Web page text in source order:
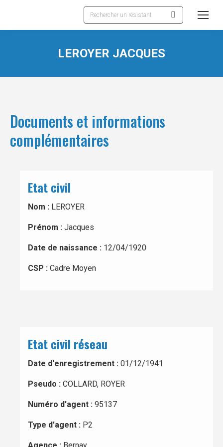
Recherche
:
LEROYER JACQUES
Documents et informations
complémentaires
Etat civil
Nom : LEROYER
Prénom : Jacques
Date de naissance : 12/04/1920
CSP : Cadre Moyen
Etat civil réseau
Date d'enregistrement : 01/12/1941
Pseudo : COLLARD, ROYER
Numéro d'agent : 95137
Type d'agent : P2